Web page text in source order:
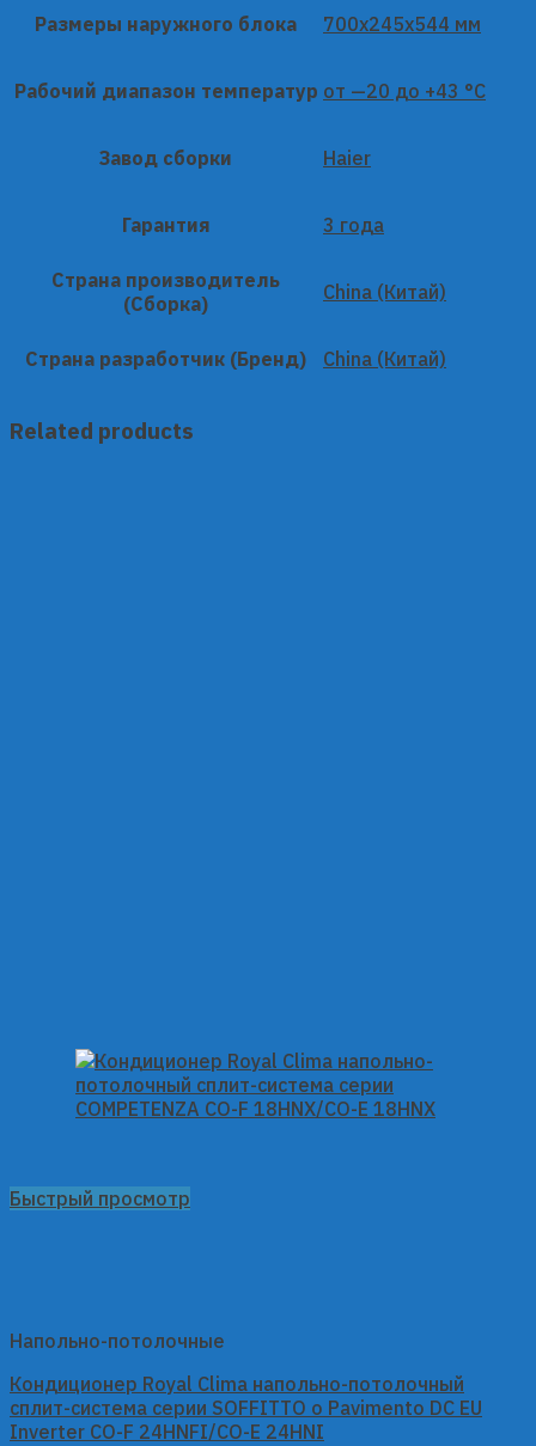
Размеры наружного блока 700x245x544 мм
Рабочий диапазон температур от —20 до +43 °C
Завод сборки Haier
Гарантия 3 года
Страна производитель
(Сборка)
China (Китай)
Страна разработчик (Бренд) China (Китай)
Related products
Быстрый просмотр
Напольно-потолочные
Кондиционер Royal Clima напольно-потолочный
сплит-система серии SOFFITTO o Pavimento DC EU
Inverter CO-F 24HNFI/CO-E 24HNI